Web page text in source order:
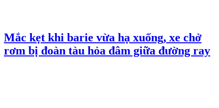
Mắc kẹt khi barie vừa hạ xuống, xe chở
rơm bị đoàn tàu hỏa đâm giữa đường ray